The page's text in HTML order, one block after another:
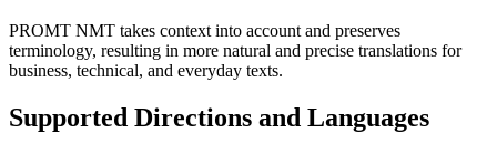
PROMT NMT takes context into account and preserves
terminology, resulting in more natural and precise translations for
business, technical, and everyday texts.
Supported Directions and Languages